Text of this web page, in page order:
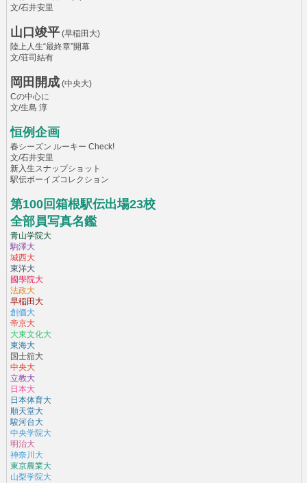
文/石井安里
山口竣平(早稲田大)
陸上人生“最終章”開幕
文/荘司結有
岡田開成(中央大)
Cの中心に
文/生島 淳
恒例企画
春シーズン ルーキー Check!
文/石井安里
新入生スナップショット
駅伝ボーイズコレクション
第100回箱根駅伝出場23校
全部員写真名鑑
青山学院大
駒澤大
城西大
東洋大
國學院大
法政大
早稲田大
創価大
帝京大
大東文化大
東海大
国士舘大
中央大
立教大
日本大
日本体育大
順天堂大
駿河台大
中央学院大
明治大
神奈川大
東京農業大
山梨学院大